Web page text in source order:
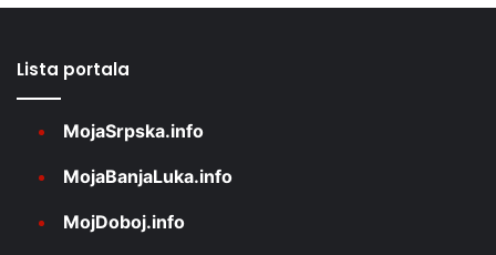
Lista portala
MojaSrpska.info
MojaBanjaLuka.info
MojDoboj.info